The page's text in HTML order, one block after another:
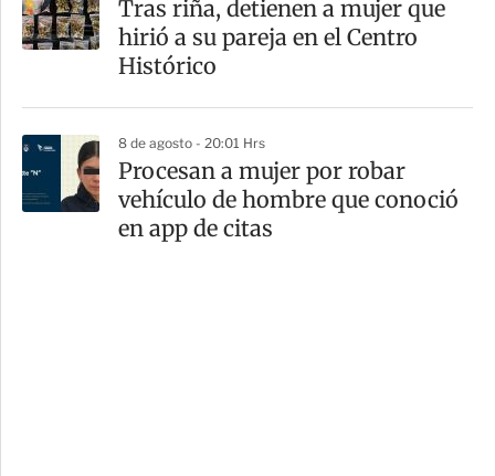
Tras riña, detienen a mujer que
hirió a su pareja en el Centro
Histórico
8 de agosto - 20:01 Hrs
Procesan a mujer por robar
vehículo de hombre que conoció
en app de citas